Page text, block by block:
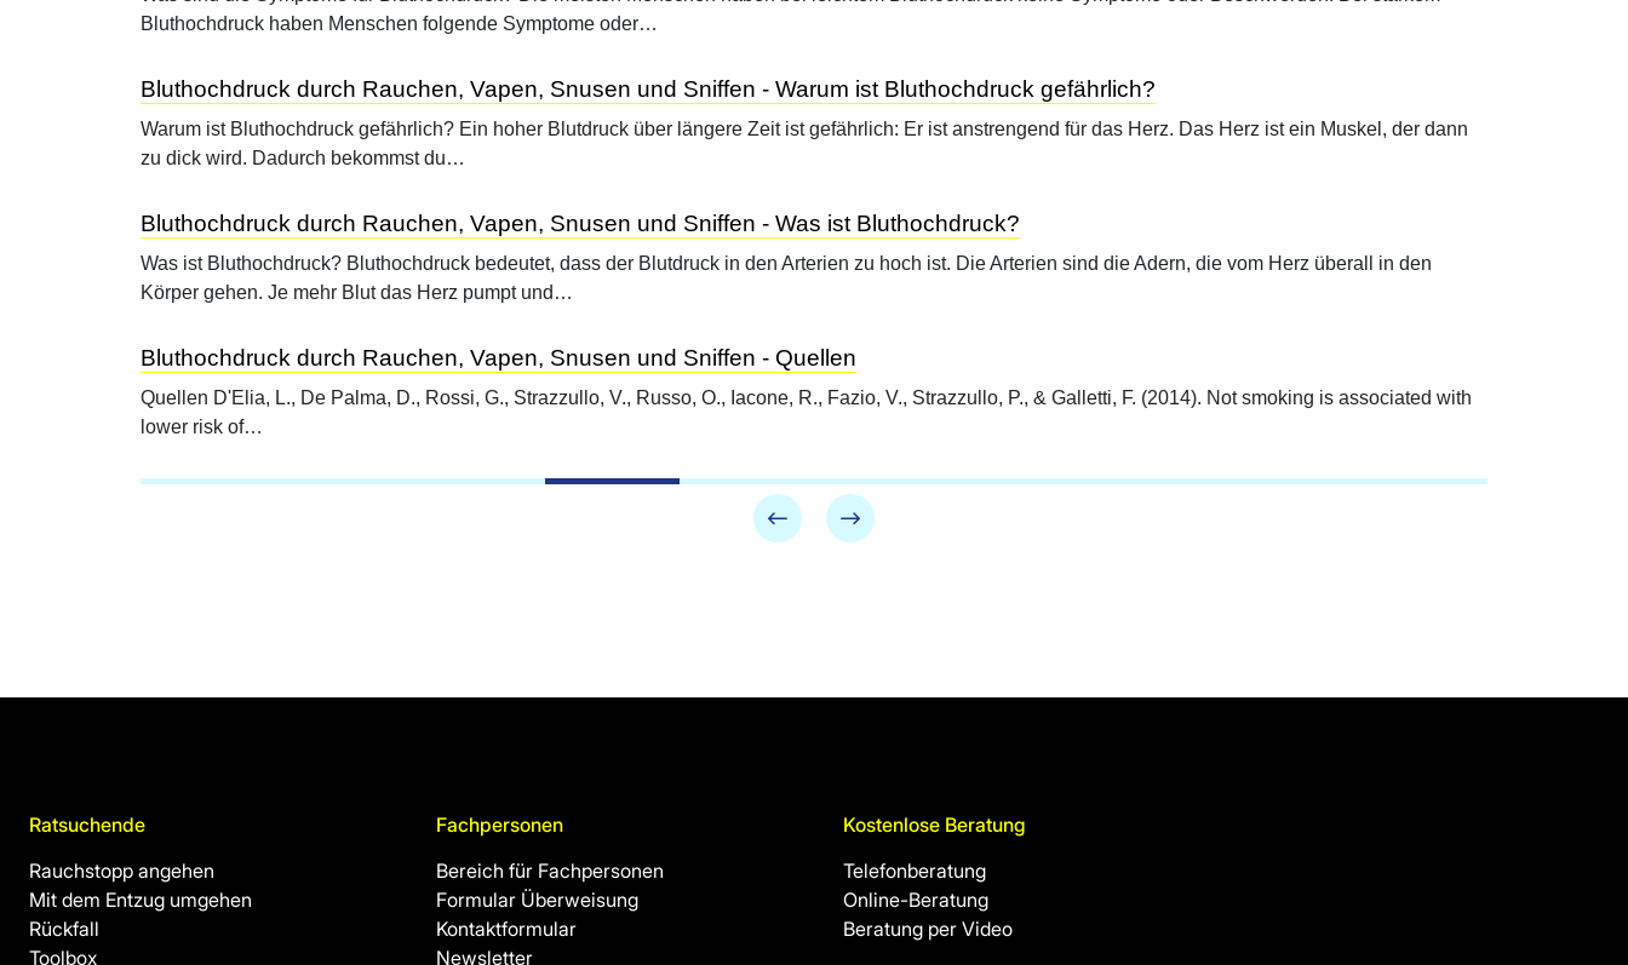
Bluthochdruck haben Menschen folgende Symptome oder…
Bluthochdruck durch Rauchen, Vapen, Snusen und Sniffen - Warum ist Bluthochdruck gefährlich?
Warum ist Bluthochdruck gefährlich? Ein hoher Blutdruck über längere Zeit ist gefährlich: Er ist anstrengend für das Herz. Das Herz ist ein Muskel, der dann
zu dick wird. Dadurch bekommst du…
Bluthochdruck durch Rauchen, Vapen, Snusen und Sniffen - Was ist Bluthochdruck?
Was ist Bluthochdruck? Bluthochdruck bedeutet, dass der Blutdruck in den Arterien zu hoch ist. Die Arterien sind die Adern, die vom Herz überall in den
Körper gehen. Je mehr Blut das Herz pumpt und…
Bluthochdruck durch Rauchen, Vapen, Snusen und Sniffen - Quellen
Quellen D'Elia, L., De Palma, D., Rossi, G., Strazzullo, V., Russo, O., Iacone, R., Fazio, V., Strazzullo, P., & Galletti, F. (2014). Not smoking is associated with
lower risk of…
Ratsuchende
Rauchstopp angehen
Mit dem Entzug umgehen
Rückfall
Toolbox
Fachpersonen
Bereich für Fachpersonen
Formular Überweisung
Kontaktformular
Newsletter
Kostenlose Beratung
Telefonberatung
Online-Beratung
Beratung per Video